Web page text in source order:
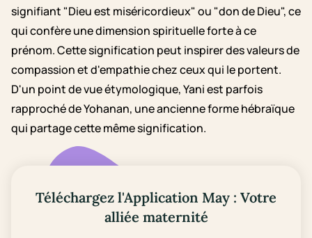
signifiant "Dieu est miséricordieux" ou "don de Dieu", ce
qui confère une dimension spirituelle forte à ce
prénom. Cette signification peut inspirer des valeurs de
compassion et d'empathie chez ceux qui le portent.
D'un point de vue étymologique, Yani est parfois
rapproché de Yohanan, une ancienne forme hébraïque
qui partage cette même signification.
Téléchargez l'Application May : Votre
alliée maternité